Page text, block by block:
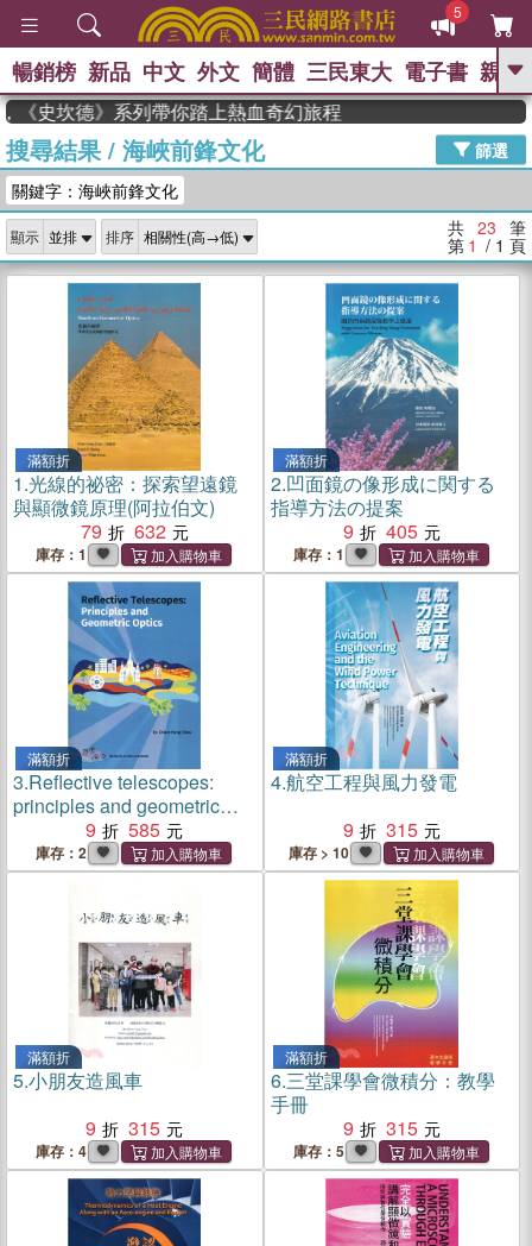
5
GO
熱搜： 高希均教授回憶錄
、 The Odyssey 、 父親節 、 如果歷
獎 臺灣漫遊錄 、 方念華 、 台灣的李
登輝時代
數學女孩：黎曼猜想 、
偉大的迷走神經
暢銷榜 新品 中文 外文 簡體 三民東大 電子書 親子
坎德》系列帶你踏上熱血奇幻旅程
搜尋結果/ 海峽前鋒文化
篩選
關鍵字：海峽前鋒文化
顯示 排序 共 23 筆
第 1 / 1 頁
滿額折
1.光線的祕密：探索望遠鏡
與顯微鏡原理(阿拉伯文)
79
632
庫存：1
滿額折
2.凹面鏡の像形成に関する
指導方法の提案
9
405
庫存：1
滿額折
3.Reflective telescopes:
principles and geometric
9 585
庫存：2
滿額折
4.航空工程與風力發電
9
315
庫存 > 10
滿額折
5.小朋友造風車
9
315
庫存：4
滿額折
6.三堂課學會微積分：教學
手冊
9
315
庫存：5